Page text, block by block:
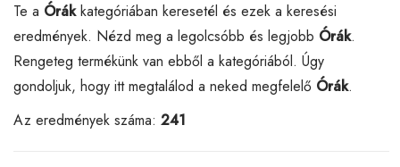
Te a Órákkategóriában keresetél és ezek a keresési
eredmények. Nézd meg a legolcsóbb és legjobb Órák.
Rengeteg termékünk van ebből a kategóriából. Úgy
gondoljuk, hogy itt megtalálod a neked megfelelő Órák.
Az eredmények száma: 241